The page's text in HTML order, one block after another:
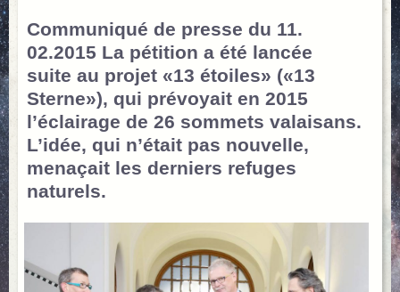
Communiqué de presse du 11.
02.2015 La pétition a été lancée
suite au projet «13 étoiles» («13
Sterne»), qui prévoyait en 2015
l’éclairage de 26 sommets valaisans.
L’idée, qui n’était pas nouvelle,
menaçait les derniers refuges
naturels.